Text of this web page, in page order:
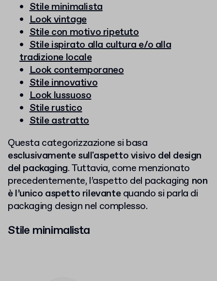
Stile minimalista
Look vintage
Stile con motivo ripetuto
Stile ispirato alla cultura e/o alla
tradizione locale
Look contemporaneo
Stile innovativo
Look lussuoso
Stile rustico
Stile astratto
Questa categorizzazione si basa
esclusivamente sull'aspetto visivo del design
del packaging. Tuttavia, come menzionato
precedentemente, l’aspetto del packaging non
è l’unico aspetto rilevantequando si parla di
packaging design nel complesso.
Stile minimalista